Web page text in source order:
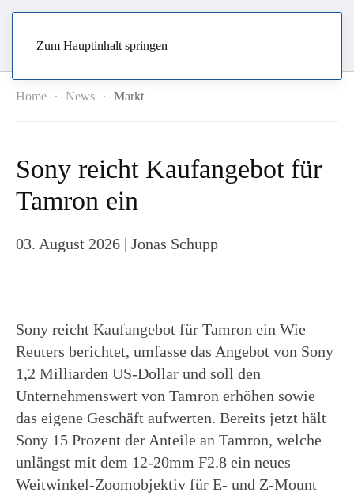
Zum Hauptinhalt springen
Home News Markt
Sony reicht Kaufangebot für
Tamron ein
03. August 2026 | Jonas Schupp
Sony reicht Kaufangebot für Tamron ein Wie
Reuters berichtet, umfasse das Angebot von Sony
1,2 Milliarden US-Dollar und soll den
Unternehmenswert von Tamron erhöhen sowie
das eigene Geschäft aufwerten. Bereits jetzt hält
Sony 15 Prozent der Anteile an Tamron, welche
unlängst mit dem 12-20mm F2.8 ein neues
Weitwinkel-Zoomobjektiv für E- und Z-Mount